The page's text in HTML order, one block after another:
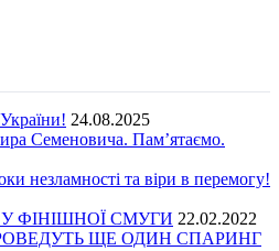
24.08.2025
Семеновича. Пам’ятаємо.
незламності та віри в перемогу!
ФІНІШНОЇ СМУГИ 22.02.2022
ЩЕ ОДИН СПАРИНГ